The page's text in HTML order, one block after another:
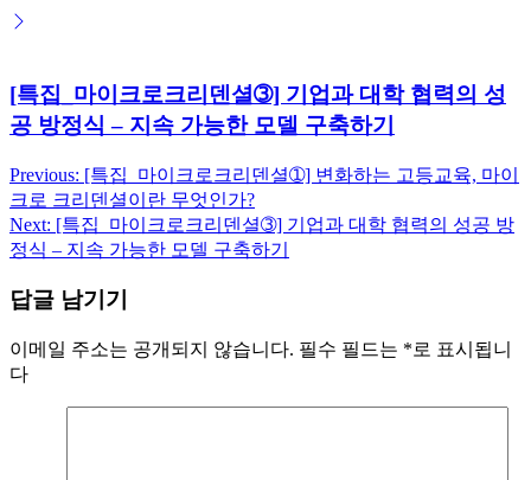
[특집_마이크로크리덴셜➂] 기업과 대학 협력의 성
공 방정식 – 지속 가능한 모델 구축하기
글
탐
색
Previous: [특집_마이크로크리덴셜➀] 변화하는 고등교육, 마이
크로 크리덴셜이란 무엇인가?
Next: [특집_마이크로크리덴셜➂] 기업과 대학 협력의 성공 방
정식 – 지속 가능한 모델 구축하기
답글 남기기
이메일 주소는 공개되지 않습니다. 필수 필드는 *로 표시됩니
다